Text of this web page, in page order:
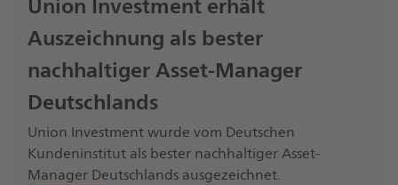
Union Investment erhält
Auszeichnung als bester
nachhaltiger Asset-Manager
Deutschlands
Union Investment wurde vom Deutschen
Kundeninstitut als bester nachhaltiger Asset-
Manager Deutschlands ausgezeichnet.